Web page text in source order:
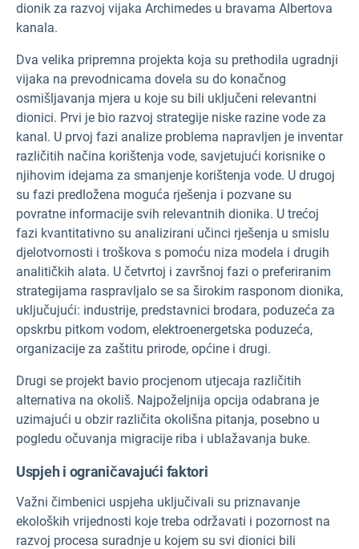
dionik za razvoj vijaka Archimedes u bravama Albertova
kanala.
Dva velika pripremna projekta koja su prethodila ugradnji
vijaka na prevodnicama dovela su do konačnog
osmišljavanja mjera u koje su bili uključeni relevantni
dionici. Prvi je bio razvoj strategije niske razine vode za
kanal. U prvoj fazi analize problema napravljen je inventar
različitih načina korištenja vode, savjetujući korisnike o
njihovim idejama za smanjenje korištenja vode. U drugoj
su fazi predložena moguća rješenja i pozvane su
povratne informacije svih relevantnih dionika. U trećoj
fazi kvantitativno su analizirani učinci rješenja u smislu
djelotvornosti i troškova s pomoću niza modela i drugih
analitičkih alata. U četvrtoj i završnoj fazi o preferiranim
strategijama raspravljalo se sa širokim rasponom dionika,
uključujući: industrije, predstavnici brodara, poduzeća za
opskrbu pitkom vodom, elektroenergetska poduzeća,
organizacije za zaštitu prirode, općine i drugi.
Drugi se projekt bavio procjenom utjecaja različitih
alternativa na okoliš. Najpoželjnija opcija odabrana je
uzimajući u obzir različita okolišna pitanja, posebno u
pogledu očuvanja migracije riba i ublažavanja buke.
Uspjeh i ograničavajući faktori
Važni čimbenici uspjeha uključivali su priznavanje
ekoloških vrijednosti koje treba održavati i pozornost na
razvoj procesa suradnje u kojem su svi dionici bili